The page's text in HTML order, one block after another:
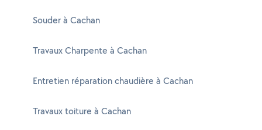
Souder à Cachan
Travaux Charpente à Cachan
Entretien réparation chaudière à Cachan
Travaux toiture à Cachan